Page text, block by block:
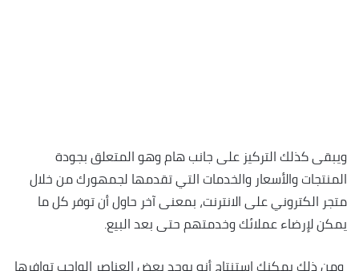
ويبقى كذلك التركيز على جانب هام وهو المتعلق بجودة
المنتجات والأسعار والخدمات التي تقدمها لجمهورك من خلال
متجر الكتروني على الانترنت، بمعنى آخر حاول أن توفر كل ما
يمكن لإرضاء عملائك وخدمتهم حتى بعد البيع.